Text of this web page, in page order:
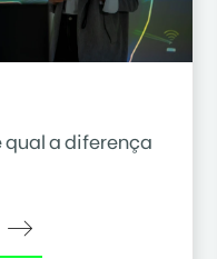
qual a diferença